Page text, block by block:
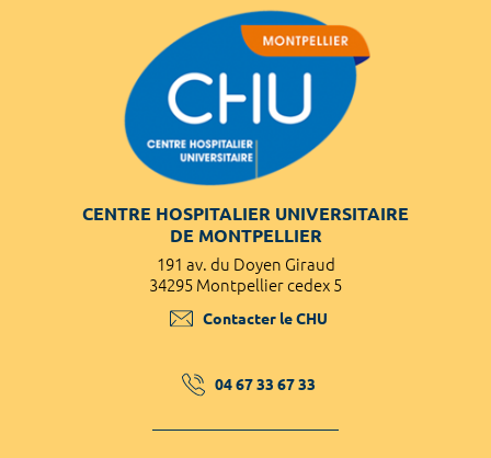
CENTRE HOSPITALIER UNIVERSITAIRE
DE MONTPELLIER
191 av. du Doyen Giraud
34295 Montpellier cedex 5
Contacter le CHU
04 67 33 67 33